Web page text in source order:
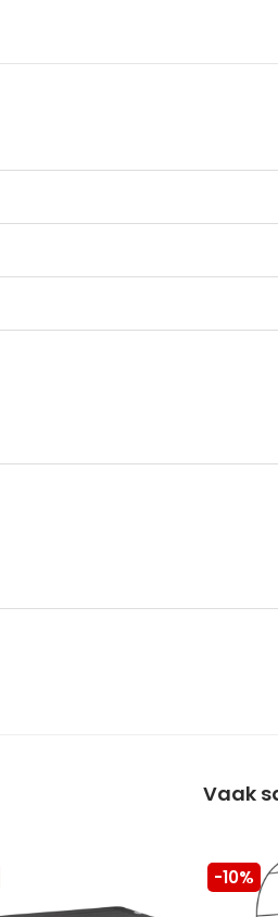
ontvangst van retour
betaalmethode waarmee de
Vaak
-10%